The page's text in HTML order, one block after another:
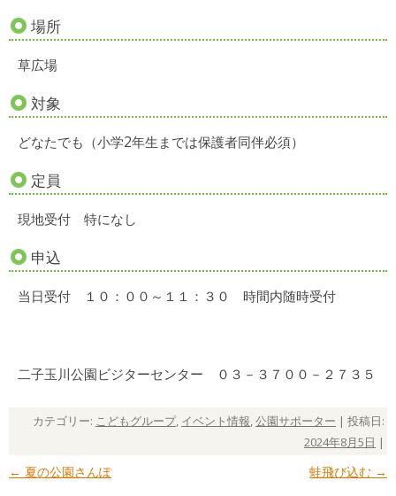
場所
草広場
対象
どなたでも（小学2年生までは保護者同伴必須）
定員
現地受付 特になし
申込
当日受付 １０：００～１１：３０ 時間内随時受付
二子玉川公園ビジターセンター ０３－３７００－２７３５
カテゴリー: こどもグループ, イベント情報,公園サポーター | 投稿日:
2024年8月5日 |
投稿ナビゲーション
← 夏の公園さんぽ 蛙飛び込む →